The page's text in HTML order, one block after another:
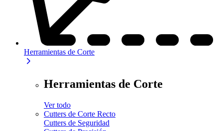
Herramientas de Corte
Herramientas de Corte
Ver todo
Cutters de Corte Recto
Cutters de Seguridad